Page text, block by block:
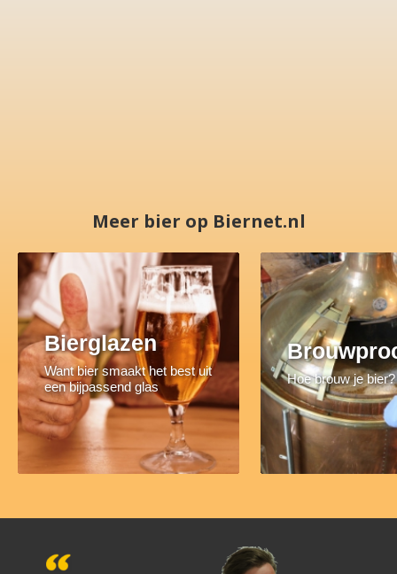
Meer bier op Biernet.nl
Bierglazen
Want bier smaakt het best uit
een bijpassend glas
Hoe brouw je bier?